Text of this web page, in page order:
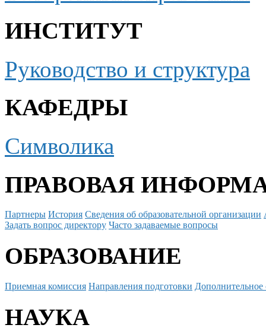
ИНСТИТУТ
Руководство и структура
КАФЕДРЫ
Символика
ПРАВОВАЯ
Партнеры История Сведения об образовательной организации
Задать вопрос директору Часто задаваемые вопросы
ОБРАЗОВАНИЕ
Приемная комиссия Направления подготовки Дополнительное
НАУКА